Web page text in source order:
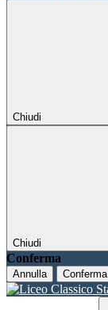
Chiudi
Chiudi
Conferma
Annulla Conferma